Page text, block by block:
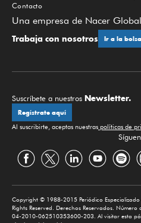
Contacto
Una empresa de Nacer Global
Trabaja con nosotros Ir a la
Suscríbete a nuestros Newsletter.
Regístrate aquí
Al suscribirte, aceptas nuestras políticas de
Copyright © 1988-2015 Periódico Especializado
Rights Reserved. Derechos Reservados.
04-2010-062510353600-203. Al visitar esta